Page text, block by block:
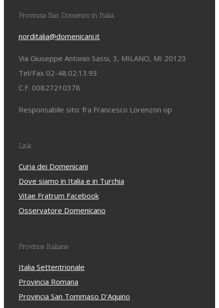
Provincia San Domenico in Italia
norditalia@domenicani.it
Via Giuseppe Antonio Sassi, 3, MILANO, MI 20123
Tel/Fax 02-48.02.13.93
C.F. 00827210378
Responsabile sito: fra Francesco Lorenzon op
Link
Curia dei Domenicani
Dove siamo in Italia e in Turchia
Vitae Fratrum Facebook
Osservatore Domenicano
Province Italiane
Italia Settentrionale
Provincia Romana
Provincia San Tommaso D'Aquino